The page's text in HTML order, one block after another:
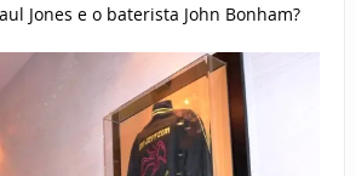
Jones e o baterista John Bonham?